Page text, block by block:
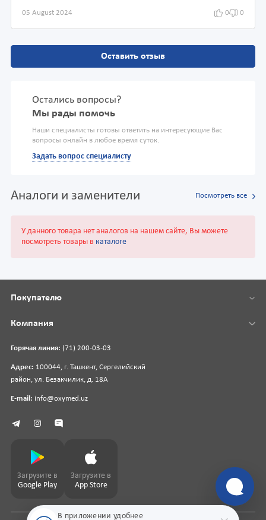
05 August 2024 0 0
Оставить отзыв
Остались вопросы?
Мы рады помочь
Наши специалисты готовы ответить на интересующие Вас
вопросы онлайн в любое время суток.
Задать вопрос специалисту
Аналоги и заменители Посмотреть все
У данного товара нет аналогов на нашем сайте, Вы можете
посмотреть товары в каталоге
В приложении удобнее
Горячая линия: (71) 200-03-03
Адрес: 100044, г. Ташкент, Сергелийский
район, ул. Безакчилик, д. 18А
E-mail: info@oxymed.uz
Покупателю
Компания
Загрузите в
Google Play
Загрузите в
App Store